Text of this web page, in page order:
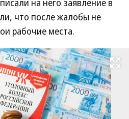
на него заявление в
что после жалобы не
рабочие места.
Развернуть